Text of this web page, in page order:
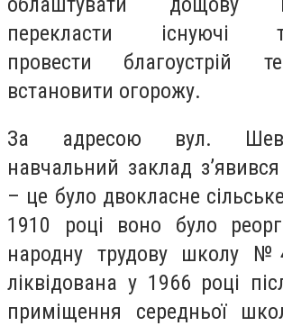
перекласти існуючі
провести благоустрій
встановити огорожу.
За адресою вул.
навчальний заклад
– це було двокласне
1910 році воно було
народну трудову школу
ліквідована у 1966 році
приміщення середньої